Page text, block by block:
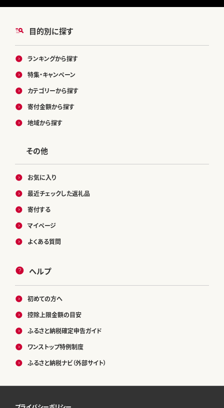
目的別に探す
ランキングから探す
特集・キャンペーン
カテゴリーから探す
寄付金額から探す
地域から探す
その他
お気に入り
最近チェックした返礼品
寄付する
マイページ
よくある質問
ヘルプ
初めての方へ
控除上限金額の目安
ふるさと納税確定申告ガイド
ワンストップ特例制度
ふるさと納税ナビ（外部サイト）